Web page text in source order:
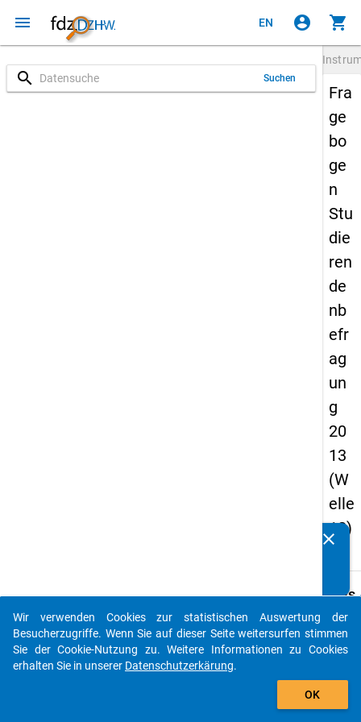
menu EN account_circle shopping_cart
search Suchen
Fra
ge
bo
ge
n
Stu
die
ren
de
nb
efr
ag
un
g
20
13
(W
elle
12)
Details
Titel:
12.
Typ:
clear
auto_stories
add_shopping_cart
Wir verwenden Cookies zur statistischen Auswertung der
Besucherzugriffe. Wenn Sie auf dieser Seite weitersurfen stimmen
Sie der Cookie-Nutzung zu. Weitere Informationen zu Cookies
erhalten Sie in unserer Datenschutzerkärung.
OK